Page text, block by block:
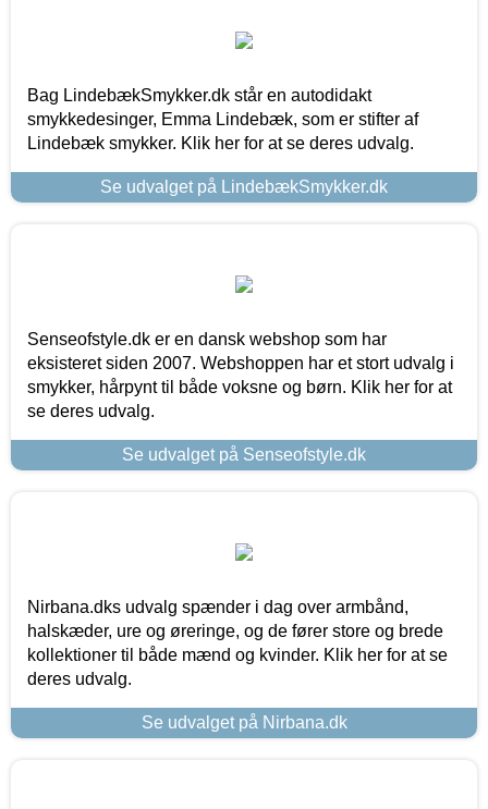
Bag LindebækSmykker.dk står en autodidakt
smykkedesinger, Emma Lindebæk, som er stifter af
Lindebæk smykker. Klik her for at se deres udvalg.
Se udvalget på LindebækSmykker.dk
Senseofstyle.dk er en dansk webshop som har
eksisteret siden 2007. Webshoppen har et stort udvalg i
smykker, hårpynt til både voksne og børn. Klik her for at
se deres udvalg.
Se udvalget på Senseofstyle.dk
Nirbana.dks udvalg spænder i dag over armbånd,
halskæder, ure og øreringe, og de fører store og brede
kollektioner til både mænd og kvinder. Klik her for at se
deres udvalg.
Se udvalget på Nirbana.dk